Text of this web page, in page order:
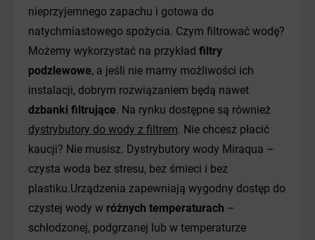
nieprzyjemnego zapachu i gotowa do
natychmiastowego spożycia. Czym filtrować wodę?
Możemy wykorzystać na przykład filtry
podzlewowe, a jeśli nie mamy możliwości ich
instalacji, dobrym rozwiązaniem będą nawet
dzbanki filtrujące. Na rynku dostępne są również
dystrybutory do wody z filtrem. Nie chcesz płacić
kaucji? Nie musisz. Dystrybutory wody Miraqua –
czysta woda bez stresu, bez śmieci i bez
plastiku.Urządzenia zapewniają wygodny dostęp do
czystej wody w różnych temperaturach –
schłodzonej, podgrzanej lub w temperaturze